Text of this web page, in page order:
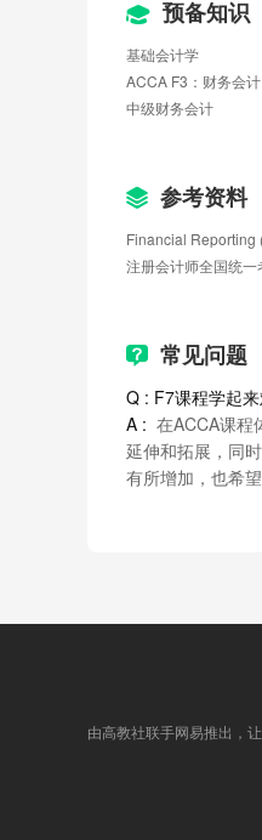
课时目标：
本章主要介
值等问题在
特别关注该
1. IAS 16 不
2. IAS40 投
无形资产
课时目标：
本章主要介
解，为后面
课时目标：
1. IAS 36资
预备知识
基础会计学
ACCA F3：财务会计
中级财务会计
参考资料
Financial Reporting
注册会计师全国统
常见问题
Q : ‍F7课程学起
A : 在ACCA课程
延伸和拓展，同
有所增加，也希
由高教社联手网易推出，